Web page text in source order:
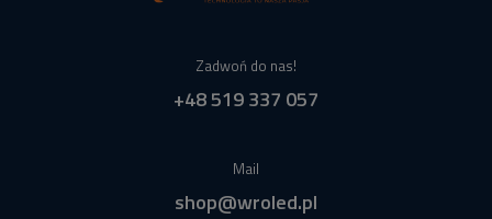
Zadwoń do nas!
+48 519 337 057
Mail
shop@wroled.pl